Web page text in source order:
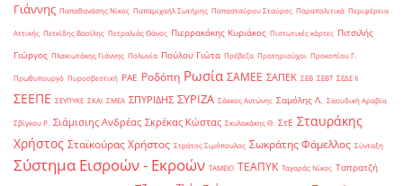
Γιάννης Παπαθανάσης Νίκος Παπαμιχαήλ Σωτήρης Παπασταύρου Σταύρος Παραπολιτικά Περιφέρεια
Αττικής Πετκίδης Βασίλης Πετραλιάς Θάνος Πιερρακάκης Κυριάκος Πιστωτικές κάρτες Πιτσιλής
Γιώργος Πλακιωτάκης Γιάννης Πολωνία Πούλου Γιώτα Πρέβεζα Πρατηριούχοι Προκοπίου Γ.
Πρωθυπουργό Πυροσβεστική ΡΑΕ Ροδόπη Ρωσία ΣΑΜΕΕ ΣΑΠΕΚ ΣΕΒ ΣΕΒΤ ΣΕΔΕ ΙΙ
ΣΕΕΠΕ ΣΕΥΠΥΚΕ ΣΚΑΙ ΣΜΕΑ ΣΠΥΡΙΔΗΣ ΣΥΡΙΖΑ Σάκκος Αντώνης Σαμόλης Λ. Σαουδική Αραβία
Σβίγκου Ρ. Σιάμισιης Ανδρέας Σκρέκας Κώστας Σκυλακάκης Θ. ΣτΕ Σταυράκης
Χρήστος Σταϊκούρας Χρήστος Στράτος Σιμόπουλος Σωκράτης Φάμελλος Σύνταξη
Σύστημα Εισροών - Εκροών ΤΑΜΕΙΟ ΤΕΑΠΥΚ Ταγαράς Νίκος Ταπρατζή